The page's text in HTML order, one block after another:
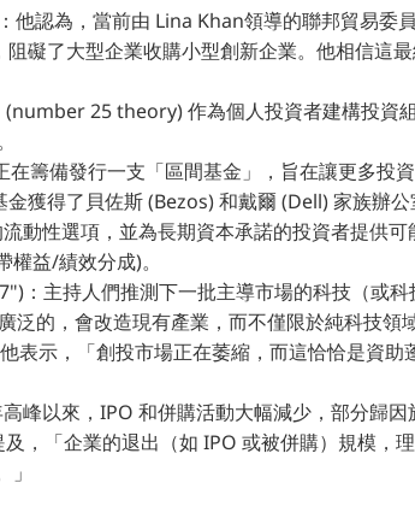
認為，當前由 Lina Khan領導的聯邦貿易委
礙了大型企業收購小型創新企業。他相信這
25 theory) 作為個人投資者建構投資
籌備發行一支「區間基金」，旨在讓更多投
獲得了貝佐斯 (Bezos) 和戴爾 (Dell) 家族辦公
動性選項，並為長期資本承諾的投資者提供可
益/績效分成)。
：主持人們推測下一批主導市場的科技（或科
泛的，會改造現有產業，而不僅限於純科技領域
表示，「創投市場正在萎縮，而這恰恰是資助
峰以來，IPO 和併購活動大幅減少，部分歸因
，「企業的退出（如 IPO 或被併購）規模，